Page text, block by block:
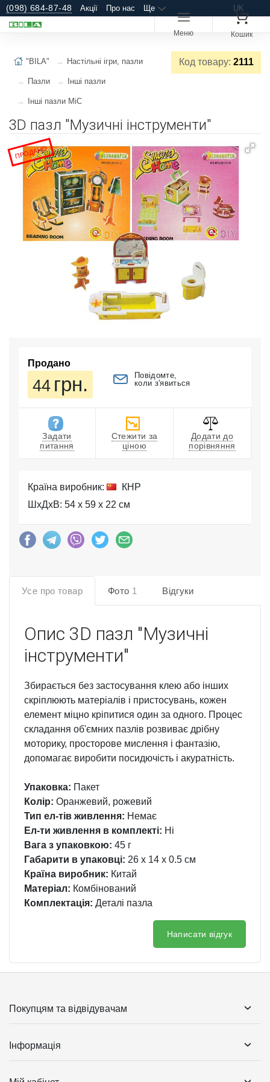
(098) 684-87-48 Акції Про нас Ще UK
Меню Кошик
Код товару: 2111
"BILA" Настільні ігри, пазли
Пазли Інші пазли
Інші пазли MiC
3D пазл "Музичні інструменти"
ПРОДАНО
Продано
44 грн.
Повідомте,
коли з'явиться
Задати
питання
Стежити за
ціною
Додати до
порівняння
Країна виробник:
КНР
ШхДхВ: 54 x 59 x 22 см
Усе про товар Фото 1 Відгуки
Опис 3D пазл "Музичні
інструменти"
Збирається без застосування клею або інших
скріплюють матеріалів і пристосувань, кожен
елемент міцно кріпитися один за одного. Процес
складання об'ємних пазлів розвиває дрібну
моторику, просторове мислення і фантазію,
допомагає виробити посидючість і акуратність.
Упаковка: Пакет
Колір: Оранжевий, рожевий
Тип ел-тів живлення: Немає
Ел-ти живлення в комплекті: Ні
Вага з упаковкою: 45 г
Габарити в упаковці: 26 x 14 x 0.5 см
Країна виробник: Китай
Матеріал: Комбінований
Комплектація: Деталі пазла
Написати відгук
Покупцям та відвідувачам
Інформація